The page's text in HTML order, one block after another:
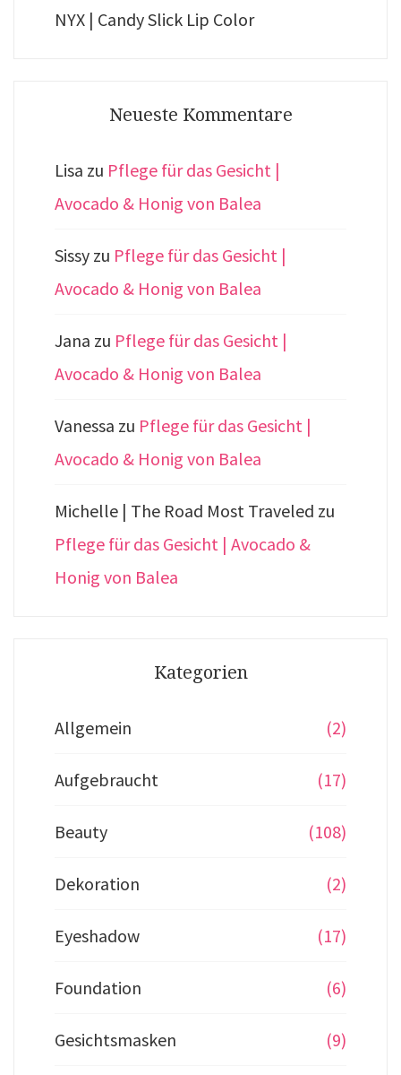
NYX | Candy Slick Lip Color
Neueste Kommentare
Lisa zu Pflege für das Gesicht |
Avocado & Honig von Balea
Sissy zu Pflege für das Gesicht |
Avocado & Honig von Balea
Jana zu Pflege für das Gesicht |
Avocado & Honig von Balea
Vanessa zu Pflege für das Gesicht |
Avocado & Honig von Balea
Michelle | The Road Most Traveled zu
Pflege für das Gesicht | Avocado &
Honig von Balea
Kategorien
Allgemein (2)
Aufgebraucht (17)
Beauty (108)
Dekoration (2)
Eyeshadow (17)
Foundation (6)
Gesichtsmasken (9)